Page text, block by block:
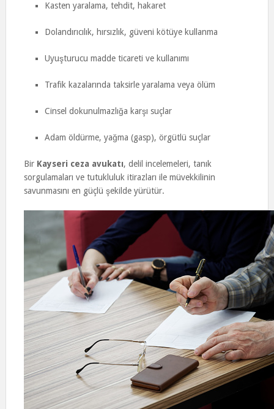
Kasten yaralama, tehdit, hakaret
Dolandırıcılık, hırsızlık, güveni kötüye kullanma
Uyuşturucu madde ticareti ve kullanımı
Trafik kazalarında taksirle yaralama veya ölüm
Cinsel dokunulmazlığa karşı suçlar
Adam öldürme, yağma (gasp), örgütlü suçlar
Bir Kayseri ceza avukatı, delil incelemeleri, tanık
sorgulamaları ve tutukluluk itirazları ile müvekkilinin
savunmasını en güçlü şekilde yürütür.